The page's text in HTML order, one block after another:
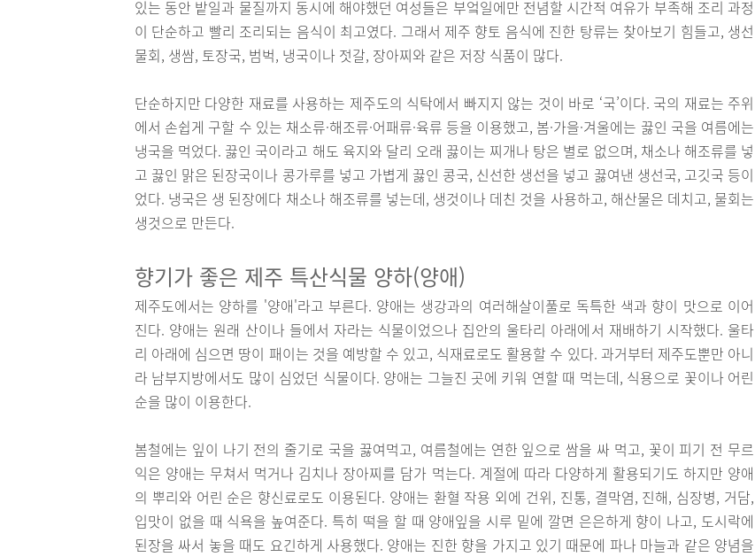
있는 동안 밭일과 물질까지 동시에 해야했던 여성들은 부엌일에만 전념할 시간적 여유가 부족해 조리 과정
이 단순하고 빨리 조리되는 음식이 최고였다. 그래서 제주 향토 음식에 진한 탕류는 찾아보기 힘들고, 생선
물회, 생쌈, 토장국, 범벅, 냉국이나 젓갈, 장아찌와 같은 저장 식품이 많다.
단순하지만 다양한 재료를 사용하는 제주도의 식탁에서 빠지지 않는 것이 바로 ‘국’이다. 국의 재료는 주위
에서 손쉽게 구할 수 있는 채소류·해조류·어패류·육류 등을 이용했고, 봄·가을·겨울에는 끓인 국을 여름에는
냉국을 먹었다. 끓인 국이라고 해도 육지와 달리 오래 끓이는 찌개나 탕은 별로 없으며, 채소나 해조류를 넣
고 끓인 맑은 된장국이나 콩가루를 넣고 가볍게 끓인 콩국, 신선한 생선을 넣고 끓여낸 생선국, 고깃국 등이
었다. 냉국은 생 된장에다 채소나 해조류를 넣는데, 생것이나 데친 것을 사용하고, 해산물은 데치고, 물회는
생것으로 만든다.
향기가 좋은 제주 특산식물 양하(양애)
제주도에서는 양하를 '양애'라고 부른다. 양애는 생강과의 여러해살이풀로 독특한 색과 향이 맛으로 이어
진다. 양애는 원래 산이나 들에서 자라는 식물이었으나 집안의 울타리 아래에서 재배하기 시작했다. 울타
리 아래에 심으면 땅이 패이는 것을 예방할 수 있고, 식재료로도 활용할 수 있다. 과거부터 제주도뿐만 아니
라 남부지방에서도 많이 심었던 식물이다. 양애는 그늘진 곳에 키워 연할 때 먹는데, 식용으로 꽃이나 어린
순을 많이 이용한다.
봄철에는 잎이 나기 전의 줄기로 국을 끓여먹고, 여름철에는 연한 잎으로 쌈을 싸 먹고, 꽃이 피기 전 무르
익은 양애는 무쳐서 먹거나 김치나 장아찌를 담가 먹는다. 계절에 따라 다양하게 활용되기도 하지만 양애
의 뿌리와 어린 순은 향신료로도 이용된다. 양애는 환혈 작용 외에 건위, 진통, 결막염, 진해, 심장병, 거담,
입맛이 없을 때 식욕을 높여준다. 특히 떡을 할 때 양애잎을 시루 밑에 깔면 은은하게 향이 나고, 도시락에
된장을 싸서 놓을 때도 요긴하게 사용했다. 양애는 진한 향을 가지고 있기 때문에 파나 마늘과 같은 양념을